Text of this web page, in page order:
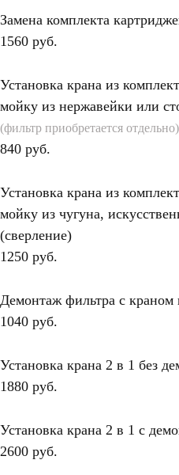
Замена комплекта
1560 руб.
Установка крана из
мойку из нержавейки или
(фильтр приобретается отдельно)
840 руб.
Установка крана из
мойку из чугуна,
(сверление)
1250 руб.
Демонтаж фильтра с краном
1040 руб.
Установка крана 2 в 1 без
1880 руб.
Установка крана 2 в 1 с
2600 руб.